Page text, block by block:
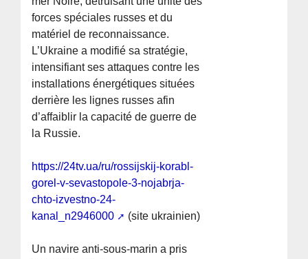
forces spéciales russes et du
matériel de reconnaissance.
L’Ukraine a modifié sa stratégie,
intensifiant ses attaques contre les
installations énergétiques situées
derrière les lignes russes afin
d’affaiblir la capacité de guerre de
la Russie.
https://24tv.ua/ru/rossijskij-korabl-
gorel-v-sevastopole-3-nojabrja-
chto-izvestno-24-
kanal_n2946000
(site ukrainien)
Un navire anti-sous-marin a pris